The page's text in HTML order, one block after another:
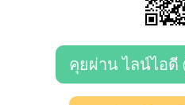
คุยผ่าน ไลน์ไอดี